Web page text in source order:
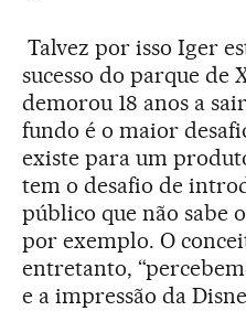
Talvez por isso Iger
sucesso do parque de
demorou 18 anos a
fundo é o maior
existe para um
tem o desafio de
público que não sabe
por exemplo. O
entretanto,
e a impressão da